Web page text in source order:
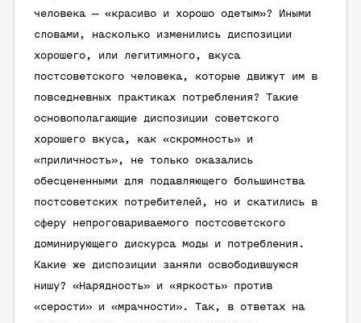
человека — «красиво и хорошо одетым»? Иными
словами, насколько изменились диспозиции
хорошего, или легитимного, вкуса
постсоветского человека, которые движут им в
повседневных практиках потребления? Такие
основополагающие диспозиции советского
хорошего вкуса, как «скромность» и
«приличность» , не только оказались
обесцененными для подавляющего большинства
постсоветских потребителей, но и скатились в
сферу непроговариваемого постсоветского
доминирующего дискурса моды и потребления.
Какие же диспозиции заняли освободившуюся
нишу? «Нарядность» и «яркость» против
«серости» и «мрачности» . Так, в ответах на